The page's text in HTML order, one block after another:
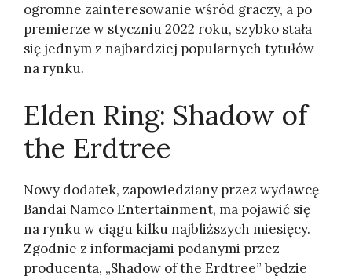
ogromne zainteresowanie wśród graczy, a po
premierze w styczniu 2022 roku, szybko stała
się jednym z najbardziej popularnych tytułów
na rynku.
Elden Ring: Shadow of
the Erdtree
Nowy dodatek, zapowiedziany przez wydawcę
Bandai Namco Entertainment, ma pojawić się
na rynku w ciągu kilku najbliższych miesięcy.
Zgodnie z informacjami podanymi przez
producenta, „Shadow of the Erdtree” będzie